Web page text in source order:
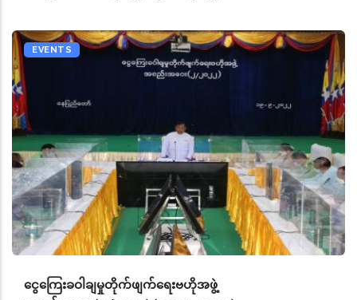
EVENTS
ငွေကြေးခဝါချမှုတိုက်ဖျက်ရေးဗဟိုအဖွဲ့